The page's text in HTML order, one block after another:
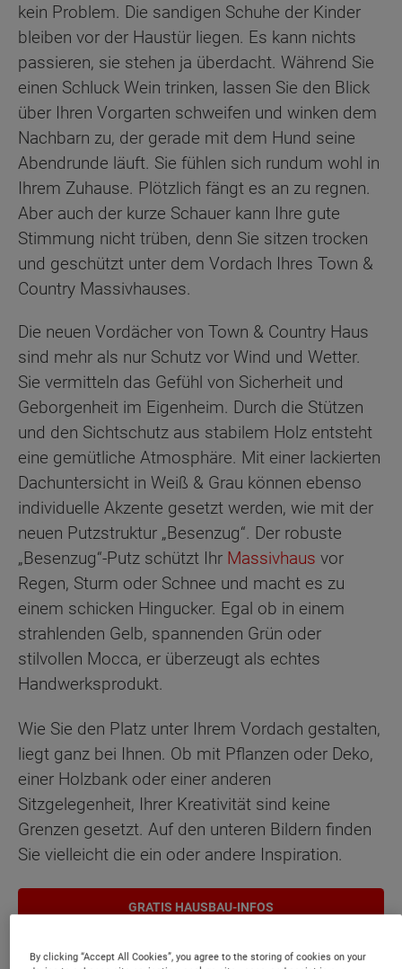
kein Problem. Die sandigen Schuhe der Kinder
bleiben vor der Haustür liegen. Es kann nichts
passieren, sie stehen ja überdacht. Während Sie
einen Schluck Wein trinken, lassen Sie den Blick
über Ihren Vorgarten schweifen und winken dem
Nachbarn zu, der gerade mit dem Hund seine
Abendrunde läuft. Sie fühlen sich rundum wohl in
Ihrem Zuhause. Plötzlich fängt es an zu regnen.
Aber auch der kurze Schauer kann Ihre gute
Stimmung nicht trüben, denn Sie sitzen trocken
und geschützt unter dem Vordach Ihres Town &
Country Massivhauses.
Die neuen Vordächer von Town & Country Haus
sind mehr als nur Schutz vor Wind und Wetter.
Sie vermitteln das Gefühl von Sicherheit und
Geborgenheit im Eigenheim. Durch die Stützen
und den Sichtschutz aus stabilem Holz entsteht
eine gemütliche Atmosphäre. Mit einer lackierten
Dachuntersicht in Weiß & Grau können ebenso
individuelle Akzente gesetzt werden, wie mit der
neuen Putzstruktur „Besenzug“. Der robuste
„Besenzug“-Putz schützt Ihr Massivhaus vor
Regen, Sturm oder Schnee und macht es zu
einem schicken Hingucker. Egal ob in einem
strahlenden Gelb, spannenden Grün oder
stilvollen Mocca, er überzeugt als echtes
Handwerksprodukt.
Wie Sie den Platz unter Ihrem Vordach gestalten,
liegt ganz bei Ihnen. Ob mit Pflanzen oder Deko,
einer Holzbank oder einer anderen
Sitzgelegenheit, Ihrer Kreativität sind keine
Grenzen gesetzt. Auf den unteren Bildern finden
Sie vielleicht die ein oder andere Inspiration.
GRATIS HAUSBAU-INFOS
By clicking “Accept All Cookies”, you agree to the storing of cookies on your